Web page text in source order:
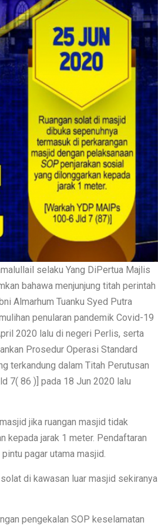
selaku Yang DiPertua Majlis
bahawa menjunjung titah perintah
Almarhum Tuanku Syed Putra
penularan pandemik Covid-19
2020 lalu di negeri Perlis, serta
Prosedur Operasi Standard
terkandung dalam Titah Perutusan
7( 86 )] pada 18 Jun 2020 lalu
jika ruangan masjid tidak
kepada jarak 1 meter. Pendaftaran
pagar utama masjid.
di kawasan luar masjid sekiranya
pengekalan SOP keselamatan